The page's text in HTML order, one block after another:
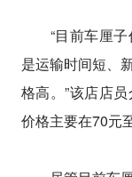
“目前车厘子
是运输时间短、
格高。”该店店
价格主要在70元